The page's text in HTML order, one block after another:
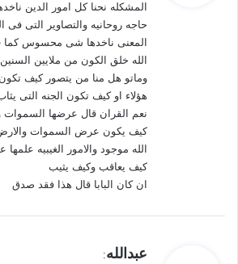
لالمشكله نحنا كل امور الدين
حاجه روحانيه والتصاوير التى
المعنى ناخدها شى محسوس كما
الله خلق الكون من ملايين
وماتو هل منا من يتصور كيف تكون
هؤلاء او كيف تكون الجنه التى
نعم القران قال عرضها
كيف يكون عرض السموات
الله موجود والامور الغيبيه علمها
كيف يعاقب وكيف يثيب
ان كان البابا قال هذا فقد صدق
ي
عبدالله: